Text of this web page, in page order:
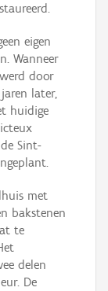
eigen
Wanneer
door
later,
huidige
Sint-
met
bakstenen
te
delen
De